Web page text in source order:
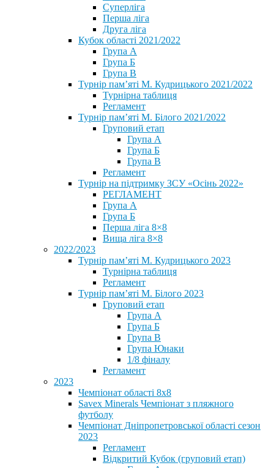
Суперліга
Перша ліга
Друга ліга
Кубок області 2021/2022
Група А
Група Б
Група В
Турнір пам’яті М. Кудрицького 2021/2022
Турнірна таблиця
Регламент
Турнір пам’яті М. Білого 2021/2022
Груповий етап
Група А
Група Б
Група В
Регламент
Турнір на підтримку ЗСУ «Осінь 2022»
РЕГЛАМЕНТ
Група А
Група Б
Перша ліга 8×8
Вища ліга 8×8
2022/2023
Турнір пам’яті М. Кудрицького 2023
Турнірна таблиця
Регламент
Турнір пам’яті М. Білого 2023
Груповий етап
Група А
Група Б
Група В
Група Юнаки
1/8 фіналу
Регламент
2023
Чемпіонат області 8х8
Savex Minerals Чемпіонат з пляжного
футболу
Чемпіонат Дніпропетровської області сезон
2023
Регламент
Відкритий Кубок (груповий етап)